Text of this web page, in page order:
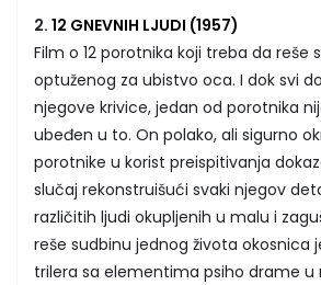
2. 12 GNEVNIH LJUDI (1957)
Film o 12 porotnika koji treba da reše
optuženog za ubistvo oca. I dok svi
njegove krivice, jedan od porotnika
ubeđen u to. On polako, ali sigurno
porotnike u korist preispitivanja
slučaj rekonstruišući svaki njegov
različitih ljudi okupljenih u malu i
reše sudbinu jednog života okosnica
trilera sa elementima psiho drame u